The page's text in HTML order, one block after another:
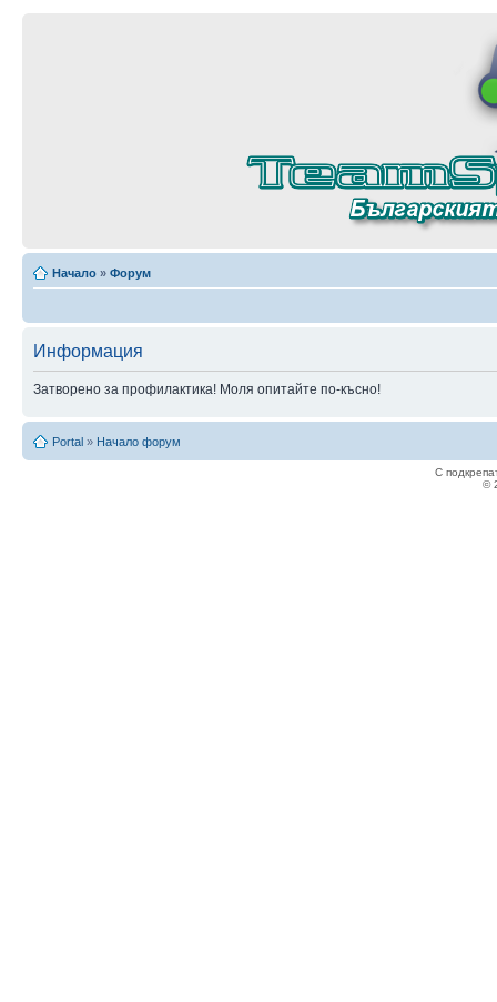
Начало » Форум
Информация
Затворено за профилактика! Моля опитайте по-късно!
Portal » Начало форум
С
©